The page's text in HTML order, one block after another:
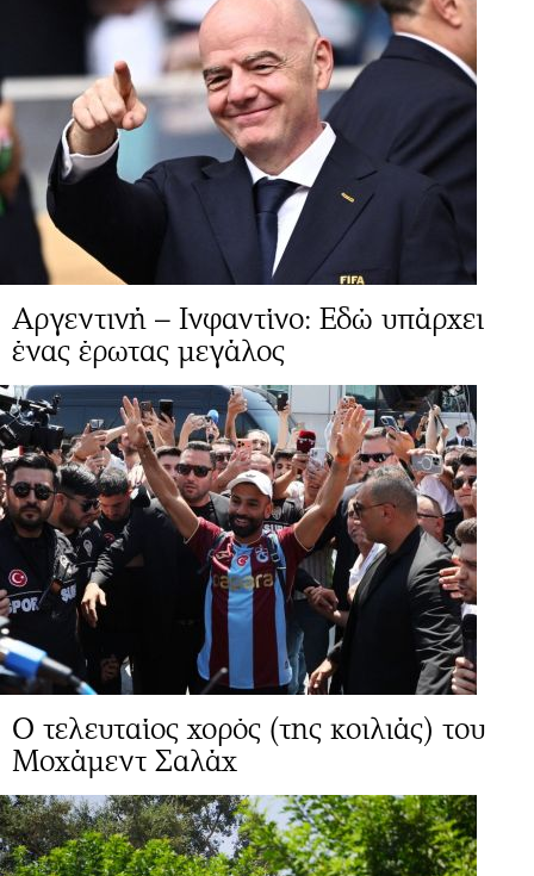
Αργεντινή – Ινφαντίνο: Εδώ υπάρχει
ένας έρωτας μεγάλος
Ο τελευταίος χορός (της κοιλιάς) του
Μοχάμεντ Σαλάχ